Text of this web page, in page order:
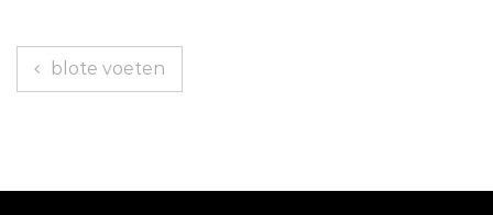
Bericht
navigatie
blote voeten